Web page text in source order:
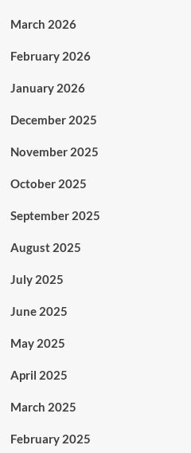
March 2026
February 2026
January 2026
December 2025
November 2025
October 2025
September 2025
August 2025
July 2025
June 2025
May 2025
April 2025
March 2025
February 2025